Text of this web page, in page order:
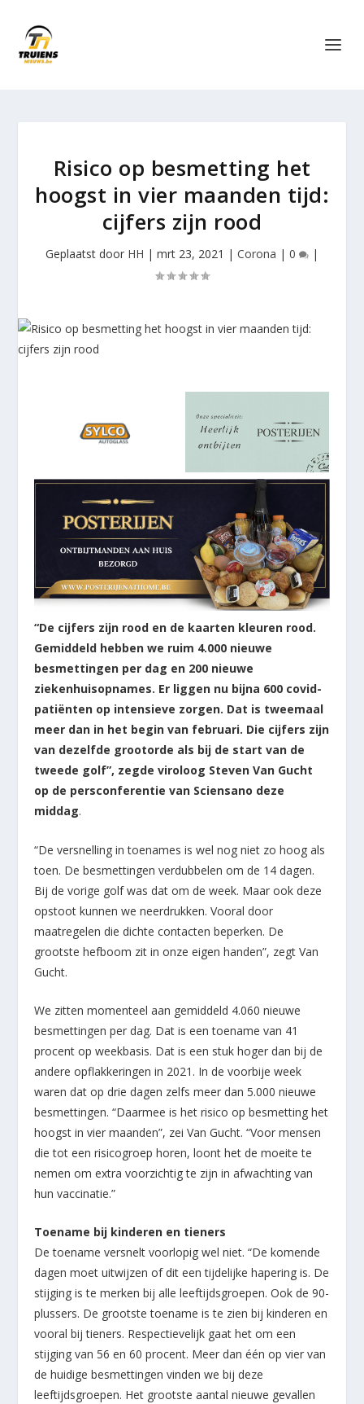
Risico op besmetting het
hoogst in vier maanden tijd:
cijfers zijn rood
Geplaatst door HH | mrt 23, 2021 | Corona | 0 |
“De cijfers zijn rood en de kaarten kleuren rood.
Gemiddeld hebben we ruim 4.000 nieuwe
besmettingen per dag en 200 nieuwe
ziekenhuisopnames. Er liggen nu bijna 600 covid-
patiënten op intensieve zorgen. Dat is tweemaal
meer dan in het begin van februari. Die cijfers zijn
van dezelfde grootorde als bij de start van de
tweede golf”, zegde viroloog Steven Van Gucht
op de persconferentie van Sciensano deze
middag.
“De versnelling in toenames is wel nog niet zo hoog als
toen. De besmettingen verdubbelen om de 14 dagen.
Bij de vorige golf was dat om de week. Maar ook deze
opstoot kunnen we neerdrukken. Vooral door
maatregelen die dichte contacten beperken. De
grootste hefboom zit in onze eigen handen”, zegt Van
Gucht.
We zitten momenteel aan gemiddeld 4.060 nieuwe
besmettingen per dag. Dat is een toename van 41
procent op weekbasis. Dat is een stuk hoger dan bij de
andere opflakkeringen in 2021. In de voorbije week
waren dat op drie dagen zelfs meer dan 5.000 nieuwe
besmettingen. “Daarmee is het risico op besmetting het
hoogst in vier maanden”, zei Van Gucht. “Voor mensen
die tot een risicogroep horen, loont het de moeite te
nemen om extra voorzichtig te zijn in afwachting van
hun vaccinatie.”
Toename bij kinderen en tieners
De toename versnelt voorlopig wel niet. “De komende
dagen moet uitwijzen of dit een tijdelijke hapering is. De
stijging is te merken bij alle leeftijdsgroepen. Ook de 90-
plussers. De grootste toename is te zien bij kinderen en
vooral bij tieners. Respectievelijk gaat het om een
stijging van 56 en 60 procent. Meer dan één op vier van
de huidige besmettingen vinden we bij deze
leeftijdsgroepen. Het grootste aantal nieuwe gevallen